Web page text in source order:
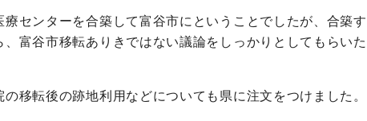
センターを合築して富谷市にということでしたが、合築す
富谷市移転ありきではない議論をしっかりとしてもらいた
移転後の跡地利用などについても県に注文をつけました。